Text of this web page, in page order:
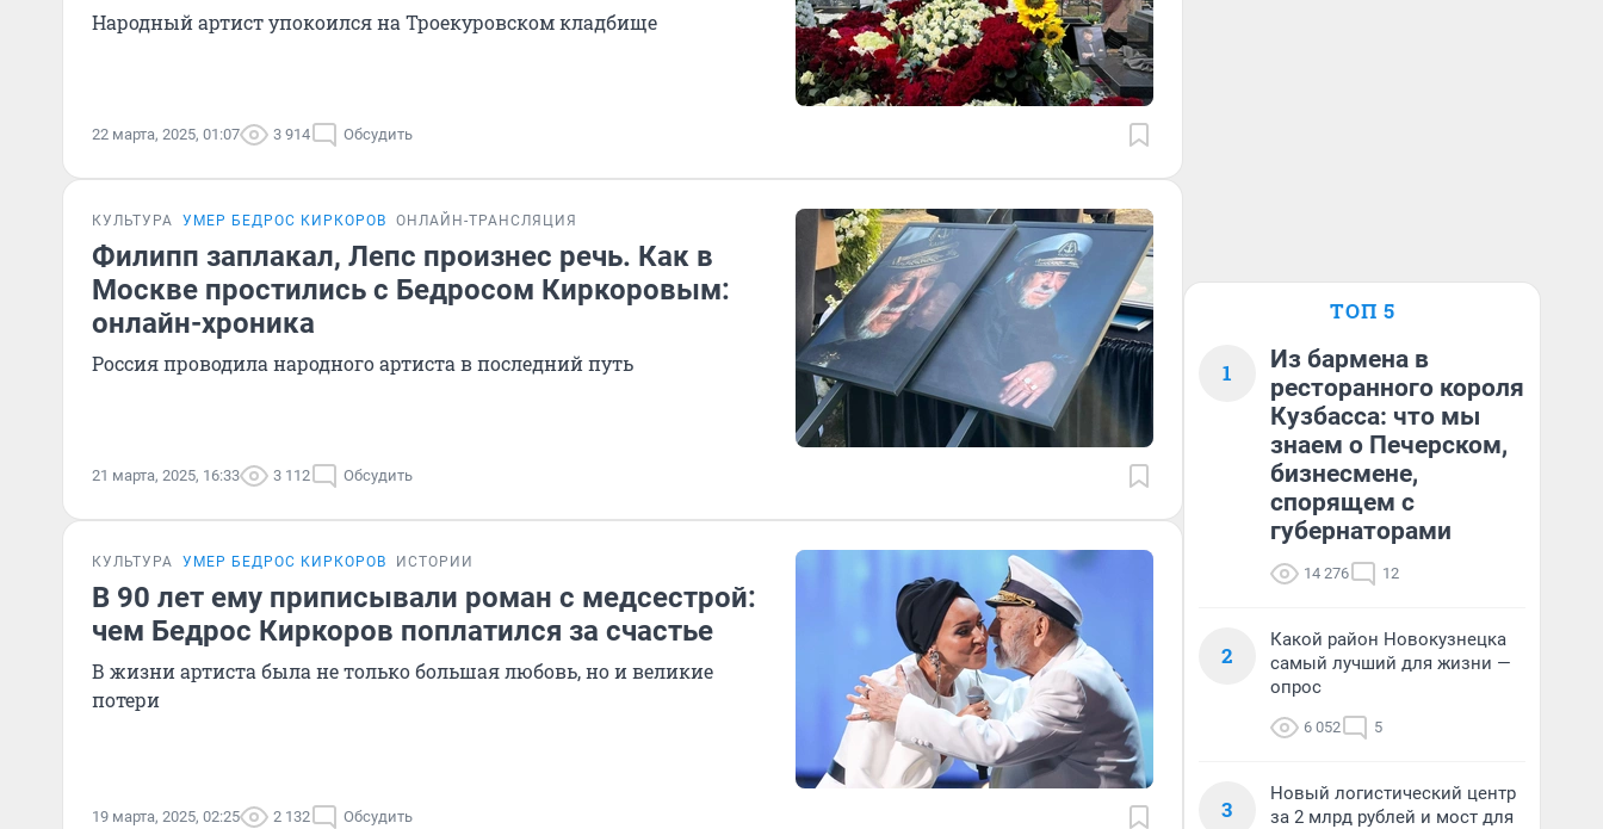
Народный артист упокоился на Троекуровском кладбище
22 марта, 2025, 01:07 3 914 Обсудить
КУЛЬТУРА УМЕР БЕДРОС КИРКОРОВ ОНЛАЙН-ТРАНСЛЯЦИЯ
Филипп заплакал, Лепс произнес речь. Как в
Москве простились с Бедросом Киркоровым:
онлайн-хроника
Россия проводила народного артиста в последний путь
21 марта, 2025, 16:33 3 112 Обсудить
КУЛЬТУРА УМЕР БЕДРОС КИРКОРОВ ИСТОРИИ
В 90 лет ему приписывали роман с медсестрой:
чем Бедрос Киркоров поплатился за счастье
В жизни артиста была не только большая любовь, но и великие
потери
19 марта, 2025, 02:25 2 132 Обсудить
ТОП 5
1
Из бармена в
ресторанного короля
Кузбасса: что мы
знаем о Печерском,
бизнесмене,
спорящем с
губернаторами
14 276 12
2
Какой район Новокузнецка
самый лучший для жизни —
опрос
6 052 5
3
Новый логистический центр
за 2 млрд рублей и мост для